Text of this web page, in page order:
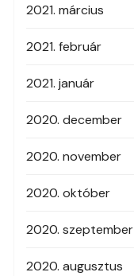
2021. március
2021. február
2021. január
2020. december
2020. november
2020. október
2020. szeptember
2020. augusztus